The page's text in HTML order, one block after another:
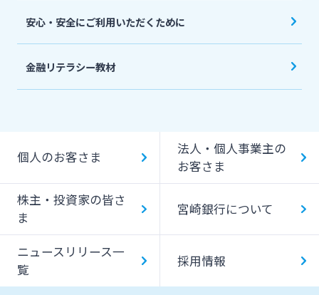
安心・安全にご利用いただくために
金融リテラシー教材
個人のお客さま
法人・個人事業主の
お客さま
株主・投資家の皆さ
ま
宮崎銀行について
ニュースリリース一
覧
採用情報